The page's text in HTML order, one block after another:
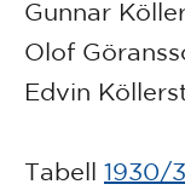
Gunnar
Olof
Edvin
Tabell 1930/